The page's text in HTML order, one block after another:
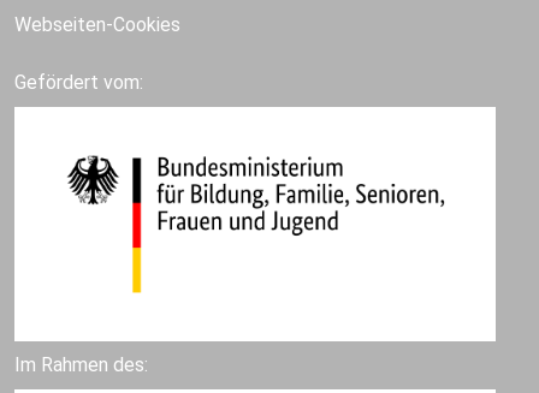
Webseiten-Cookies
Gefördert vom:
Im Rahmen des: